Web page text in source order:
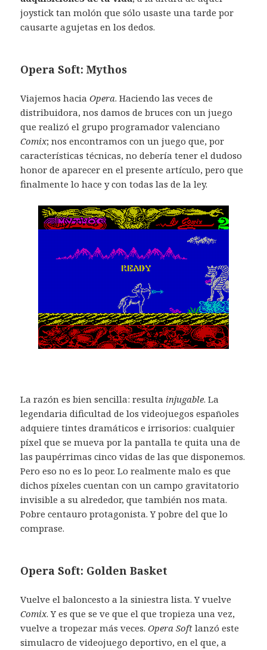
joystick tan molón que sólo usaste una tarde por
causarte agujetas en los dedos.
Opera Soft: Mythos
Viajemos haciaOpera. Haciendo las veces de
distribuidora, nos damos de bruces con un juego
que realizó el grupo programador valenciano
Comix; nos encontramos con un juego que, por
características técnicas, no debería tener el dudoso
honor de aparecer en el presente artículo, pero que
finalmente lo hace y con todas las de la ley.
La razón es bien sencilla: resulta injugable. La
legendaria dificultad de los videojuegos españoles
adquiere tintes dramáticos e irrisorios: cualquier
píxel que se mueva por la pantalla te quita una de
las paupérrimas cinco vidas de las que disponemos.
Pero eso no es lo peor. Lo realmente malo es que
dichos píxeles cuentan con un campo gravitatorio
invisible a su alrededor, que también nos mata.
Pobre centauro protagonista. Y pobre del que lo
comprase.
Opera Soft: Golden Basket
Vuelve el baloncesto a la siniestra lista. Y vuelve
Comix. Y es que se ve que el que tropieza una vez,
vuelve a tropezar más veces.Opera Soft lanzó este
simulacro de videojuego deportivo, en el que, a